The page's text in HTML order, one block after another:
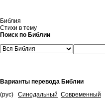
Библия
Стихи в тему
Поиск по Библии
Варианты перевода Библии
(рус)
Синодальный Современный